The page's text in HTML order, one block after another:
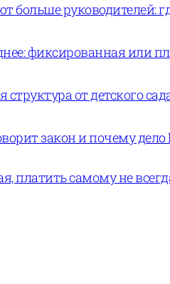
больше руководителей:
фиксированная или
от детского
закон и почему
платить самому не